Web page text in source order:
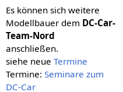
Es können sich weitere
Modellbauer dem DC-Car-
Team-Nord
anschließen.
siehe neue Termine
Termine: Seminare zum
DC-Car